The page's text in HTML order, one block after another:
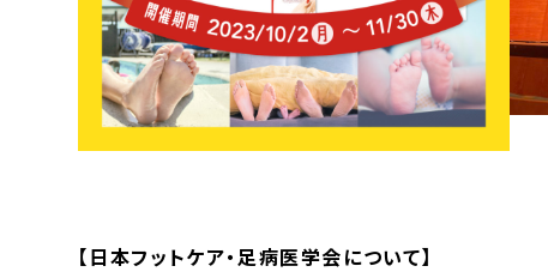
【日本フットケア・足病医学会について】